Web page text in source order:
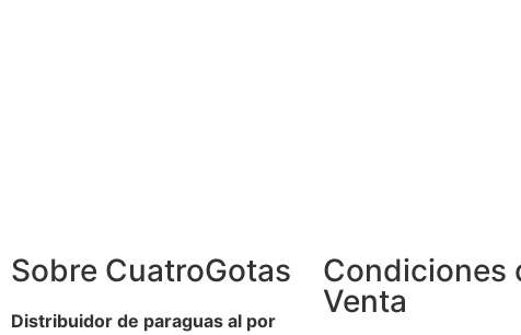
Sobre CuatroGotas
Distribuidor de paraguas al por
Condiciones
Venta